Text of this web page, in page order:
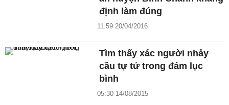
định làm đúng
11:59 20/04/2016
Tìm thấy xác người nhảy
cầu tự tử trong đám lục
bình
05:30 14/08/2015